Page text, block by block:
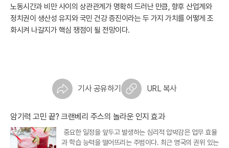
노동시간과 비만 사이의 상관관계가 명확히 드러난 만큼, 향후 산업계와
정치권이 생산성 유지와 국민 건강 증진이라는 두 가지 가치를 어떻게 조
화시켜 나갈지가 핵심 쟁점이 될 전망이다.
기사 공유하기 URL 복사
암기력 고민 끝? 크랜베리 주스의 놀라운 인지 효과
중요한 일정을 앞두고 발생하는 심리적 압박감은 업무 효율
과 학습 능력을 떨어뜨리는 주범이다. 최근 영국의 권위 있는